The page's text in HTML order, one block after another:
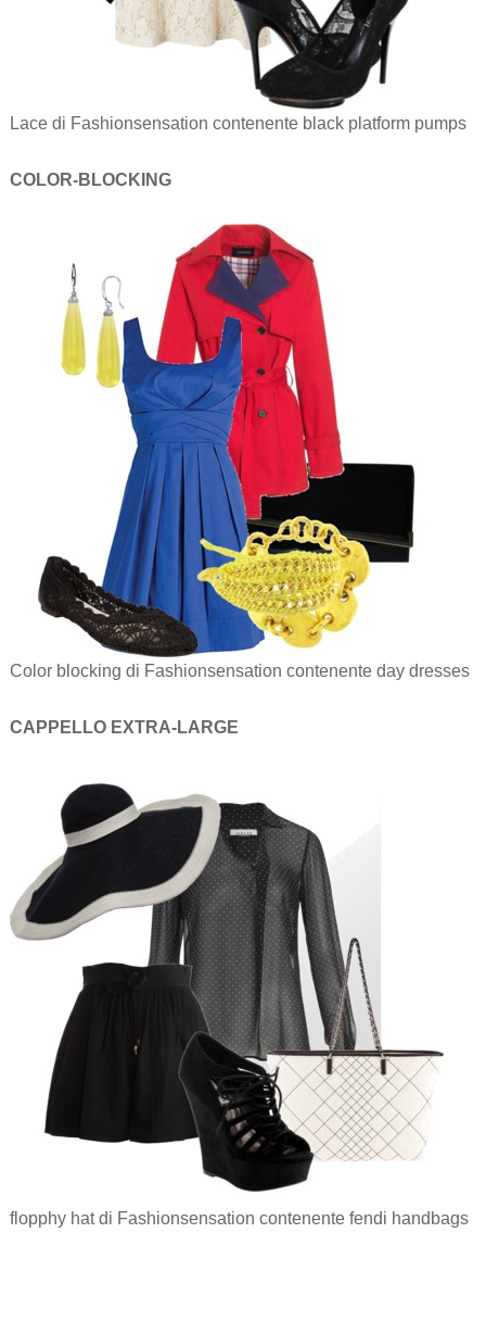
Lace di Fashionsensation contenente black platform pumps
COLOR-BLOCKING
Color blocking di Fashionsensation contenente day dresses
CAPPELLO EXTRA-LARGE
flopphy hat di Fashionsensation contenente fendi handbags